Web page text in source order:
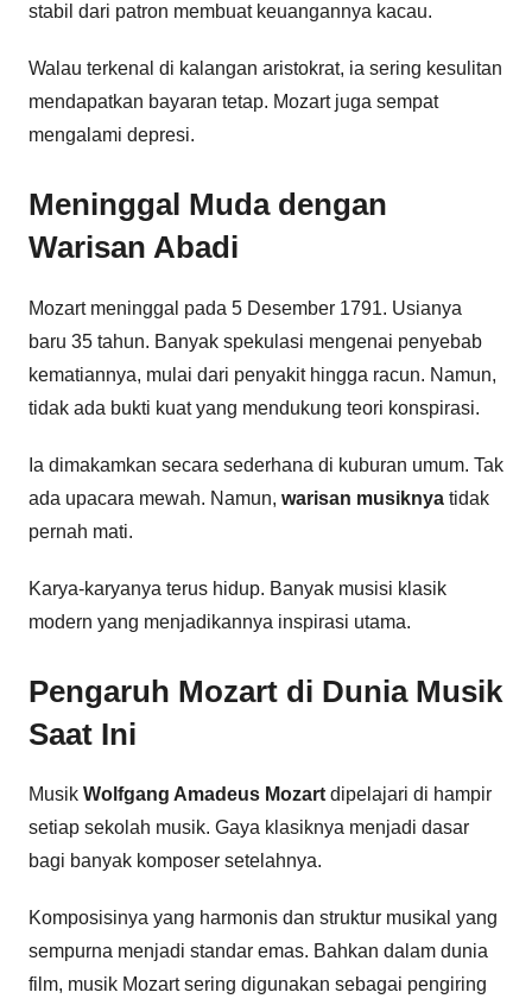
stabil dari patron membuat keuangannya kacau.
Walau terkenal di kalangan aristokrat, ia sering kesulitan
mendapatkan bayaran tetap. Mozart juga sempat
mengalami depresi.
Meninggal Muda dengan
Warisan Abadi
Mozart meninggal pada 5 Desember 1791. Usianya
baru 35 tahun. Banyak spekulasi mengenai penyebab
kematiannya, mulai dari penyakit hingga racun. Namun,
tidak ada bukti kuat yang mendukung teori konspirasi.
Ia dimakamkan secara sederhana di kuburan umum. Tak
ada upacara mewah. Namun, warisan musiknya tidak
pernah mati.
Karya-karyanya terus hidup. Banyak musisi klasik
modern yang menjadikannya inspirasi utama.
Pengaruh Mozart di Dunia Musik
Saat Ini
Musik Wolfgang Amadeus Mozartdipelajari di hampir
setiap sekolah musik. Gaya klasiknya menjadi dasar
bagi banyak komposer setelahnya.
Komposisinya yang harmonis dan struktur musikal yang
sempurna menjadi standar emas. Bahkan dalam dunia
film, musik Mozart sering digunakan sebagai pengiring